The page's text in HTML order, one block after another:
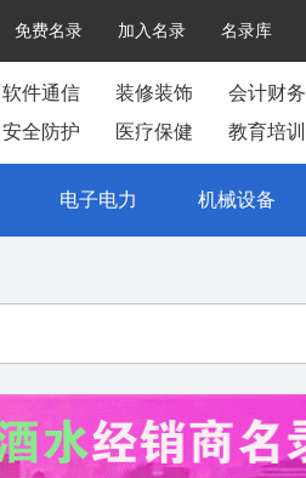
免费名录 加入名录 名录库
软件通信 装修装饰 会计财务
安全防护 医疗保健 教育培训
电子电力 机械设备